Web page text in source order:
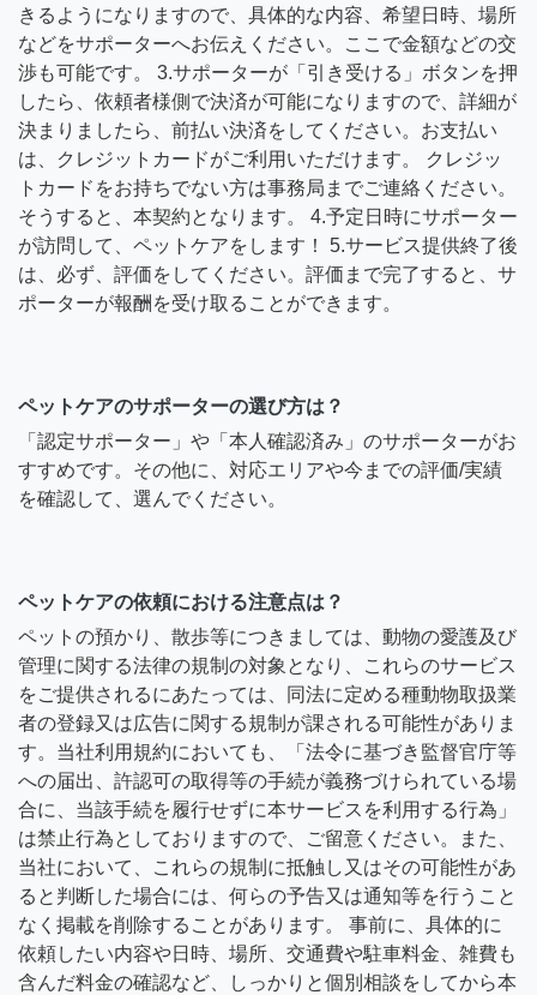
きるようになりますので、具体的な内容、希望日時、場所
などをサポーターへお伝えください。ここで金額などの交
渉も可能です。 3.サポーターが「引き受ける」ボタンを押
したら、依頼者様側で決済が可能になりますので、詳細が
決まりましたら、前払い決済をしてください。お支払い
は、クレジットカードがご利用いただけます。 クレジッ
トカードをお持ちでない方は事務局までご連絡ください。
そうすると、本契約となります。 4.予定日時にサポーター
が訪問して、ペットケアをします！ 5.サービス提供終了後
は、必ず、評価をしてください。評価まで完了すると、サ
ポーターが報酬を受け取ることができます。
ペットケアのサポーターの選び方は？
「認定サポーター」や「本人確認済み」のサポーターがお
すすめです。その他に、対応エリアや今までの評価/実績
を確認して、選んでください。
ペットケアの依頼における注意点は？
ペットの預かり、散歩等につきましては、動物の愛護及び
管理に関する法律の規制の対象となり、これらのサービス
をご提供されるにあたっては、同法に定める種動物取扱業
者の登録又は広告に関する規制が課される可能性がありま
す。当社利用規約においても、「法令に基づき監督官庁等
への届出、許認可の取得等の手続が義務づけられている場
合に、当該手続を履行せずに本サービスを利用する行為」
は禁止行為としておりますので、ご留意ください。また、
当社において、これらの規制に抵触し又はその可能性があ
ると判断した場合には、何らの予告又は通知等を行うこと
なく掲載を削除することがあります。 事前に、具体的に
依頼したい内容や日時、場所、交通費や駐車料金、雑費も
含んだ料金の確認など、しっかりと個別相談をしてから本